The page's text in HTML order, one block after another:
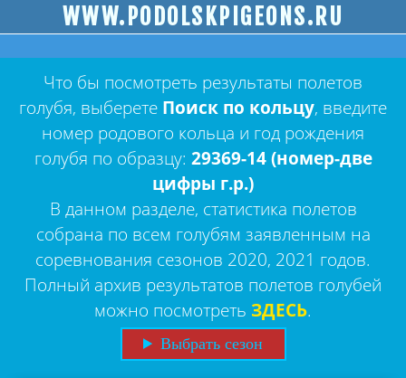
WWW.PODOLSKPIGEONS.RU
Что бы посмотреть результаты полетов
голубя, выберете Поиск по кольцу, введите
номер родового кольца и год рождения
голубя по образцу: 29369-14 (номер-две
цифры г.р.)
В данном разделе, статистика полетов
собрана по всем голубям заявленным на
соревнования сезонов 2020, 2021 годов.
Полный архив результатов полетов голубей
можно посмотреть ЗДЕСЬ.
Выбрать сезон